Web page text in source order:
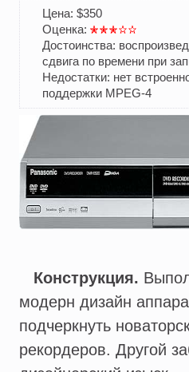
Цена: $350
Оценка:
Достоинства:
сдвига по времени при
Недостатки: нет
поддержки MPEG-4
Конструкция.
модерн дизайн
подчеркнуть
рекордеров. Другой